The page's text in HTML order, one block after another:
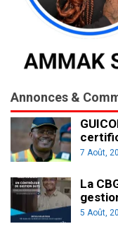
Annonces &
7 Août,
La
5 Août,